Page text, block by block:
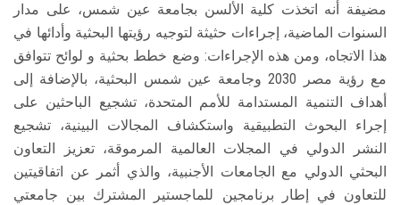
مضيفة أنه اتخذت كلية الألسن بجامعة عين شمس، على مدار
السنوات الماضية، إجراءات حثيثة لتوجيه رؤيتها البحثية وأدائها في
هذا الاتجاه، ومن هذه الإجراءات: وضع خطط بحثية و لوائح تتوافق
مع رؤية مصر 2030 وجامعة عين شمس البحثية، بالإضافة إلى
أهداف التنمية المستدامة للأمم المتحدة، تشجيع الباحثين على
إجراء البحوث التطبيقية واستكشاف المجالات البينية، تشجيع
النشر الدولي في المجلات العالمية المرموقة، تعزيز التعاون
البحثي الدولي مع الجامعات الأجنبية، والذي أثمر عن اتفاقيتين
للتعاون في إطار برنامجين للماجستير المشترك بين جامعتي